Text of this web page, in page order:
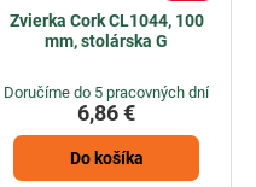
Zvierka Cork CL1044, 100
mm, stolárska G
Doručíme do 5 pracovných dní
6,86 €
Do košíka